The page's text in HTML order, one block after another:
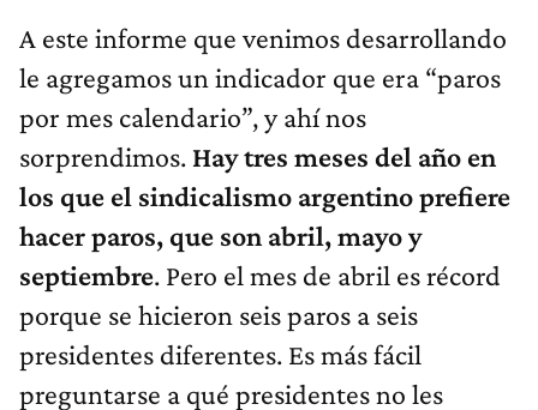
A este informe que venimos desarrollando
le agregamos un indicador que era “paros
por mes calendario”, y ahí nos
sorprendimos. Hay tres meses del año en
los que el sindicalismo argentino prefiere
hacer paros, que son abril, mayo y
septiembre. Pero el mes de abril es récord
porque se hicieron seis paros a seis
presidentes diferentes. Es más fácil
preguntarse a qué presidentes no les